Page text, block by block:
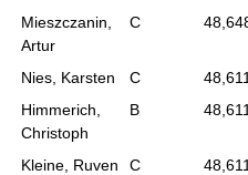
Mieszczanin,
Artur
C
Nies, Karsten C
Himmerich,
Christoph
B
Kleine, Ruven C